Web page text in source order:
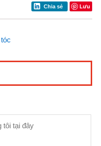
Chia sẻ Lưu